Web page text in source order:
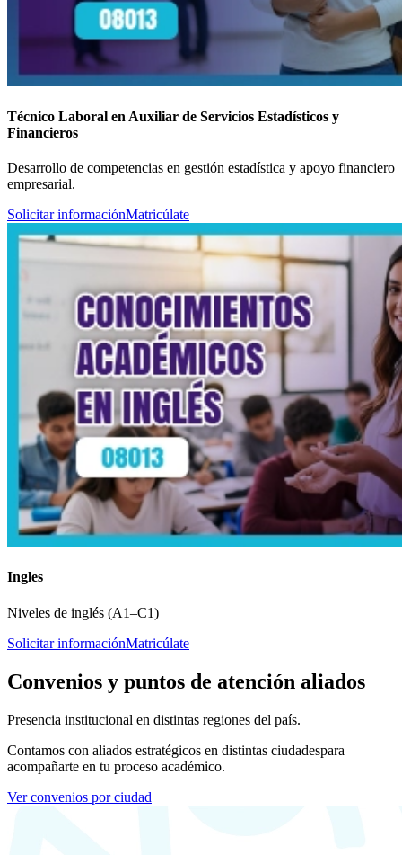
Técnico Laboral en Auxiliar de Servicios Estadísticos y
Financieros
Desarrollo de competencias en gestión estadística y apoyo financiero
empresarial.
Solicitar informaciónMatricúlate
Ingles
Niveles de inglés (A1–C1)
Solicitar informaciónMatricúlate
Convenios y puntos de atención aliados
Presencia institucional en distintas regiones del país.
Contamos con aliados estratégicos en distintas ciudadespara
acompañarte en tu proceso académico.
Ver convenios por ciudad